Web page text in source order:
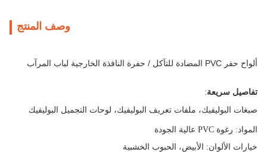
وصف المنتج
ألواح حفر PVC المضادة للتآكل / حفرة النافذة الخارجية لباب المرآب
تفاصيل سريعة:
صبغات البوليفيك، ملفات تعريف البوليفيك، لوحات التجميل البوليفيك
المواد : رغوة PVC عالية الجودة
خيارات الألوان: الأبيض، الحبوب الخشبية